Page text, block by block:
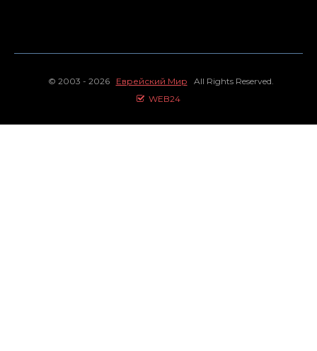
© 2003 - 2026 Еврейский Мир All Rights Reserved.
WEB24